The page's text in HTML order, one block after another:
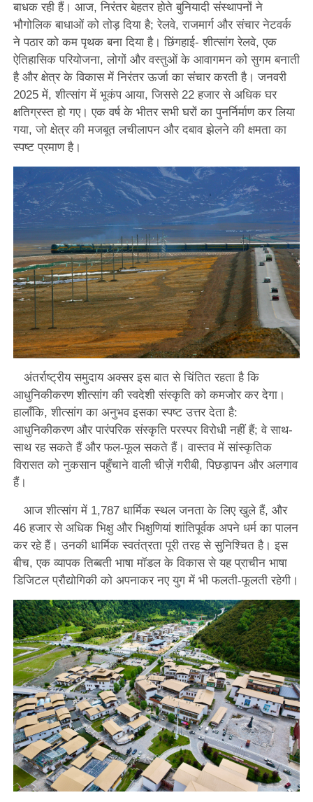
बाधक रही हैं। आज, निरंतर बेहतर होते बुनियादी संस्थापनों ने
भौगोलिक बाधाओं को तोड़ दिया है; रेलवे, राजमार्ग और संचार नेटवर्क
ने पठार को कम पृथक बना दिया है। छिंगहाई- शीत्सांग रेलवे, एक
ऐतिहासिक परियोजना, लोगों और वस्तुओं के आवागमन को सुगम बनाती
है और क्षेत्र के विकास में निरंतर ऊर्जा का संचार करती है। जनवरी
2025 में, शीत्सांग में भूकंप आया, जिससे 22 हजार से अधिक घर
क्षतिग्रस्त हो गए। एक वर्ष के भीतर सभी घरों का पुनर्निर्माण कर लिया
गया, जो क्षेत्र की मजबूत लचीलापन और दबाव झेलने की क्षमता का
स्पष्ट प्रमाण है।
अंतर्राष्ट्रीय समुदाय अक्सर इस बात से चिंतित रहता है कि
आधुनिकीकरण शीत्सांग की स्वदेशी संस्कृति को कमजोर कर देगा।
हालाँकि, शीत्सांग का अनुभव इसका स्पष्ट उत्तर देता है:
आधुनिकीकरण और पारंपरिक संस्कृति परस्पर विरोधी नहीं हैं; वे साथ-
साथ रह सकते हैं और फल-फूल सकते हैं। वास्तव में सांस्कृतिक
विरासत को नुकसान पहुँचाने वाली चीज़ें गरीबी, पिछड़ापन और अलगाव
हैं।
आज शीत्सांग में 1,787 धार्मिक स्थल जनता के लिए खुले हैं, और
46 हजार से अधिक भिक्षु और भिक्षुणियां शांतिपूर्वक अपने धर्म का पालन
कर रहे हैं। उनकी धार्मिक स्वतंत्रता पूरी तरह से सुनिश्चित है। इस
बीच, एक व्यापक तिब्बती भाषा मॉडल के विकास से यह प्राचीन भाषा
डिजिटल प्रौद्योगिकी को अपनाकर नए युग में भी फलती-फूलती रहेगी।